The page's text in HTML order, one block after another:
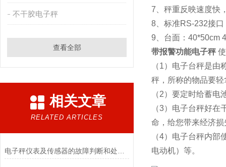
不干胶电子秤
查看全部
相关文章
RELATED ARTICLES
7、秤重反映速度快
8、标准RS-232接
9、台面：40*50cm
带报警功能电子秤
（1）电子台秤是
秤，所称的物品要
（2）要定时给蓄
（3）电子台秤好
命，给您带来经济损
（4）电子台秤内
电动机）等。